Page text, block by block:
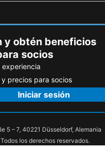
y obtén beneficios
socios
experiencia
precios para socios
Iniciar sesión
5 – 7, 40221 Düsseldorf, Alemania
los derechos reservados.